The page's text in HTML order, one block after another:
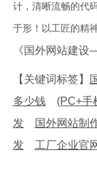
计，清晰流畅的代
于形！以工匠的精
《国外网站建
【关键词标签】
多少钱
(PC+手
发
国外网站制
发
工厂企业官